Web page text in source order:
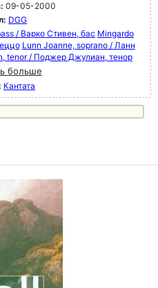
09-05-2000
DGG
/ Варко Стивен, бас Mingardo
Lunn Joanne, soprano / Ланн
tenor / Поджер Джулиан, тенор
больше
Кантата